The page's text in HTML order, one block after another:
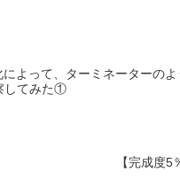
によって、ターミネーターの
してみた①
【完成度